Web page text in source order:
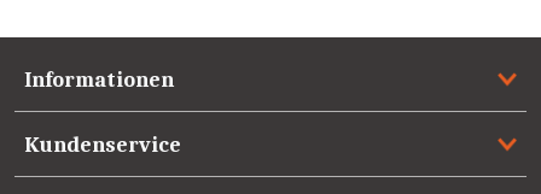
Informationen
Kundenservice